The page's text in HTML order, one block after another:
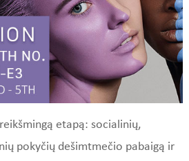
etapą: socialinių,
pokyčių dešimtmečio pabaigą ir